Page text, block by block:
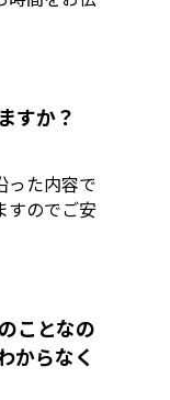
すか？
った内容で
すのでご安
ことなの
からなく